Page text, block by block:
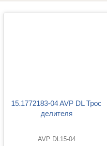
15.1772183-04 AVP DL Трос
делителя
AVP DL15-04